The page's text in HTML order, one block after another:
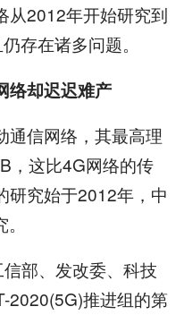
从2012年开始研究到
存在诸多问题。
却迟迟难产
信网络，其最高理
，这比4G网络的传
研究始于2012年，中
部、发改委、科技
2020(5G)推进组的第